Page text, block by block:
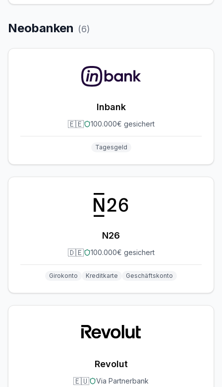
Neobanken (6)
Inbank
🇪🇪 100.000€ gesichert
Tagesgeld
N26
🇩🇪 100.000€ gesichert
Girokonto Kreditkarte Geschäftskonto
Revolut
🇪🇺 Via Partnerbank